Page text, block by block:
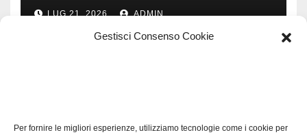
Gestisci Consenso Cookie
Per fornire le migliori esperienze, utilizziamo tecnologie come i cookie per
LUG 21, 2026 ADMIN
Software manutenzioni: